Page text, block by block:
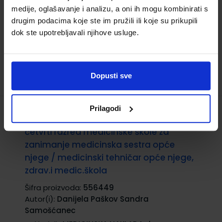
medije, oglašavanje i analizu, a oni ih mogu kombinirati s
drugim podacima koje ste im pružili ili koje su prikupili
dok ste upotrebljavali njihove usluge.
Dopusti sve
Prilagodi
22,00 €
HITNI MEDICINSKI POSTUPCI; udžbenik za
četvrti razred medicinske škole za
zanimanje medicinska sestra opće
njege / medicinski tehničar opće njege,
zdrav.i medic.škola
Šifra proizvoda: 556449
Autor(i): Danijela Paškov Sandra
Samošćanec